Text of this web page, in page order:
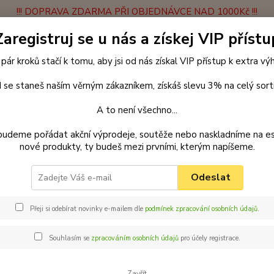
!!! DOPRAVA ZDARMA PŘI OBJEDNÁVCE NAD 1000Kč !!!
Vrácení zboží Obchodní podmínky Velkoobchodní spolupráce
vodítko stopovací z
se u nás a získej VIP
kroků stačí k tomu, aby jsi od nás získal VIP přístup k extra
se staneš naším věrným zákazníkem, získáš slevu 3% na celý
A to není všechno...
pořádat akční výprodeje, soutěže nebo naskladníme na
nové produkty, ty budeš mezi prvními, kterým napíšeme.
Odeslat
Přeji si odebírat novinky e-mailem dle podmínek zpracování osobních údajů.
Souhlasím se zpracováním osobních údajůpro účely registrace.